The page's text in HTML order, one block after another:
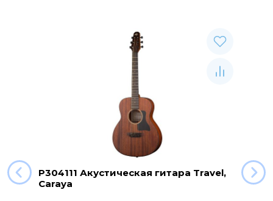
P304111 Акустическая гитара Travel,
Caraya